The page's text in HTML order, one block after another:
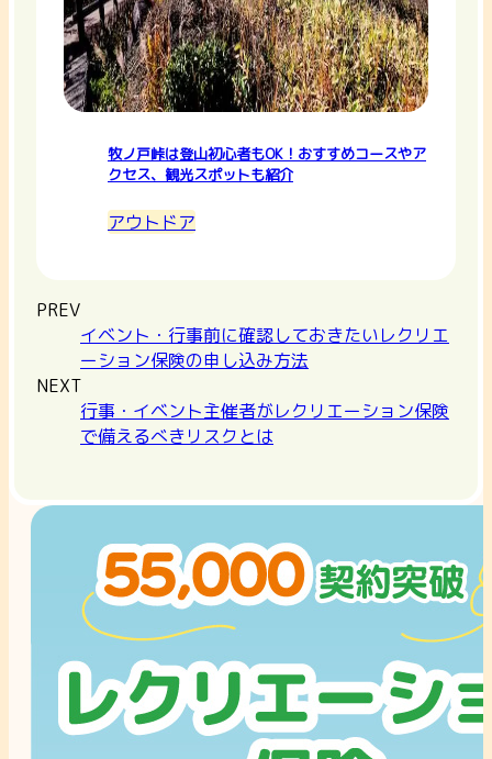
牧ノ戸峠は登山初心者もOK！おすすめコースやア
クセス、観光スポットも紹介
アウトドア
PREV
イベント・行事前に確認しておきたいレクリエ
ーション保険の申し込み方法
NEXT
行事・イベント主催者がレクリエーション保険
で備えるべきリスクとは